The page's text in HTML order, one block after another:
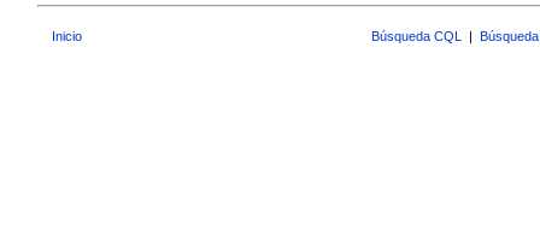
Inicio Búsqueda CQL